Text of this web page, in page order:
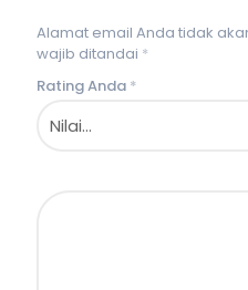
Alamat email Anda tidak
wajib ditandai *
Rating Anda *